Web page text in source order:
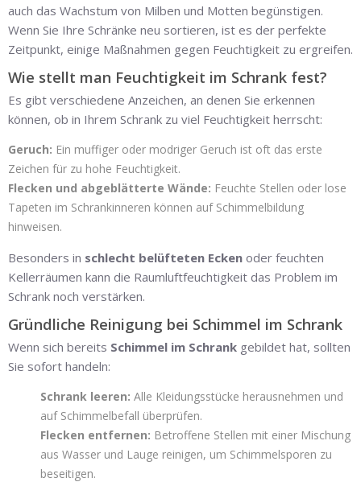
auch das Wachstum von Milben und Motten begünstigen.
Wenn Sie Ihre Schränke neu sortieren, ist es der perfekte
Zeitpunkt, einige Maßnahmen gegen Feuchtigkeit zu ergreifen.
Wie stellt man Feuchtigkeit im Schrank fest?
Es gibt verschiedene Anzeichen, an denen Sie erkennen
können, ob in Ihrem Schrank zu viel Feuchtigkeit herrscht:
Geruch: Ein muffiger oder modriger Geruch ist oft das erste
Zeichen für zu hohe Feuchtigkeit.
Flecken und abgeblätterte Wände: Feuchte Stellen oder lose
Tapeten im Schrankinneren können auf Schimmelbildung
hinweisen.
Besonders in schlecht belüfteten Ecken oder feuchten
Kellerräumen kann die Raumluftfeuchtigkeit das Problem im
Schrank noch verstärken.
Gründliche Reinigung bei Schimmel im Schrank
Wenn sich bereits Schimmel im Schrank gebildet hat, sollten
Sie sofort handeln:
Schrank leeren: Alle Kleidungsstücke herausnehmen und
auf Schimmelbefall überprüfen.
Flecken entfernen: Betroffene Stellen mit einer Mischung
aus Wasser und Lauge reinigen, um Schimmelsporen zu
beseitigen.